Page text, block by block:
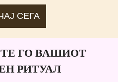
СЕГА
ГО ВАШИОТ
РИТУАЛ